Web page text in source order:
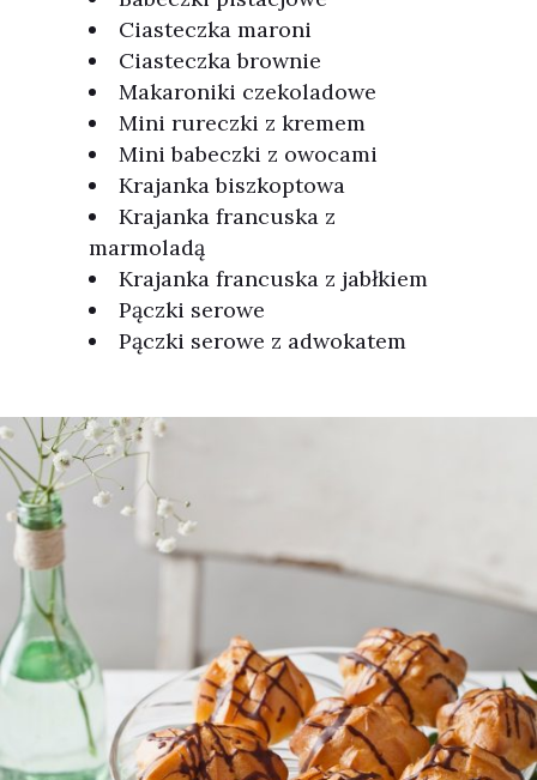
Ciasteczka maroni
Ciasteczka brownie
Makaroniki czekoladowe
Mini rureczki z kremem
Mini babeczki z owocami
Krajanka biszkoptowa
Krajanka francuska z
marmoladą
Krajanka francuska z jabłkiem
Pączki serowe
Pączki serowe z adwokatem